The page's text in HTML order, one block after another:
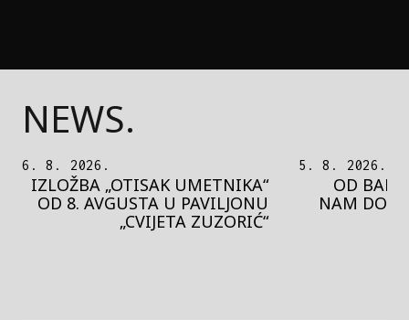
NEWS.
5. 8. 2026.
OD BAROKA DO REJVA: ŠTA
NAM DONOSI NOVI BUPBAP
FESTIVAL?
5. 8. 2026.
PEDJA
MOTIVE